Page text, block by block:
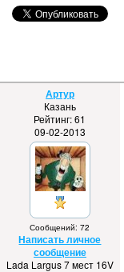
Артур
Казань
Рейтинг: 61
09-02-2013
Сообщений: 72
Написать личное
сообщение
Lada Largus 7 мест 16V